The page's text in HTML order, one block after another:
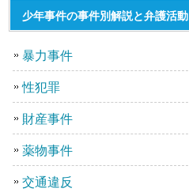
少年事件の事件別解説と弁護活動
暴力事件
性犯罪
財産事件
薬物事件
交通違反